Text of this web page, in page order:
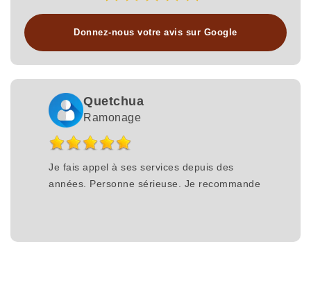
Donnez-nous votre avis sur Google
Quetchua
Ramonage
Je fais appel à ses services depuis des
années. Personne sérieuse. Je recommande